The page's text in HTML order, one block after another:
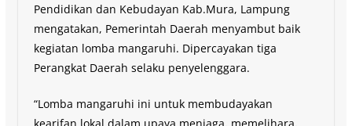
Pendidikan dan Kebudayan Kab.Mura, Lampung
mengatakan, Pemerintah Daerah menyambut baik
kegiatan lomba mangaruhi. Dipercayakan tiga
Perangkat Daerah selaku penyelenggara.
“Lomba mangaruhi ini untuk membudayakan